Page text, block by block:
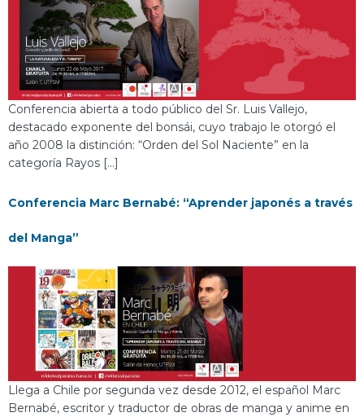
Conferencia abierta a todo público del Sr. Luis Vallejo,
destacado exponente del bonsái, cuyo trabajo le otorgó el
año 2008 la distinción: “Orden del Sol Naciente” en la
categoría Rayos […]
Conferencia Marc Bernabé: “Aprender japonés a través
del Manga”
Llega a Chile por segunda vez desde 2012, el español Marc
Bernabé, escritor y traductor de obras de manga y anime en